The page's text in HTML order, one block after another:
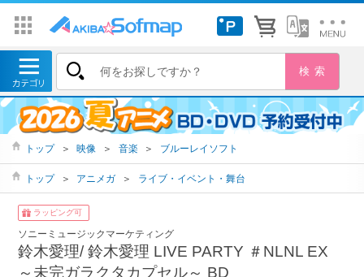
トップ ＞ 映像 ＞ 音楽 ＞ ブルーレイソフト
トップ ＞ アニメガ ＞ ライブ・イベント・舞台
ラッピング可
ソニーミュージックマーケティング
鈴木愛理/ 鈴木愛理 LIVE PARTY ＃NLNL EX
～未完ガラクタカプセル～ BD